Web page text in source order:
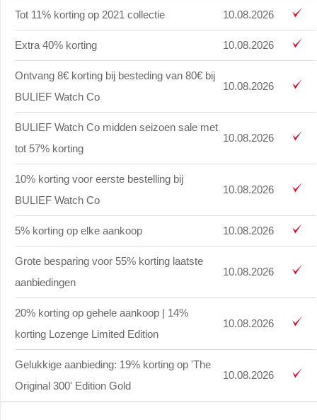
Tot 11% korting op 2021 collectie 10.08.2026
Extra 40% korting 10.08.2026
Ontvang 8€ korting bij besteding van 80€ bij
BULIEF Watch Co
10.08.2026
BULIEF Watch Co midden seizoen sale met
tot 57% korting
10.08.2026
10% korting voor eerste bestelling bij
BULIEF Watch Co
10.08.2026
5% korting op elke aankoop 10.08.2026
Grote besparing voor 55% korting laatste
aanbiedingen
10.08.2026
20% korting op gehele aankoop | 14%
korting Lozenge Limited Edition
10.08.2026
Gelukkige aanbieding: 19% korting op 'The
Original 300' Edition Gold
10.08.2026